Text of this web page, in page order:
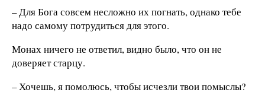
– Для Бога совсем несложно их погнать, однако тебе
надо самому потрудиться для этого.
Монах ничего не ответил, видно было, что он не
доверяет старцу.
– Хочешь, я помолюсь, чтобы исчезли твои помыслы?